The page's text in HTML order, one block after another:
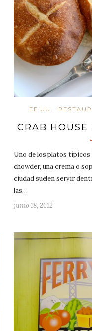
EE.UU.
CRAB HOUSE
Uno de los platos típicos
chowder, una crema o
ciudad suelen servir
las…
junio 18, 2012